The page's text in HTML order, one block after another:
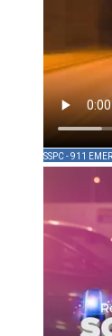
SSPC - 911